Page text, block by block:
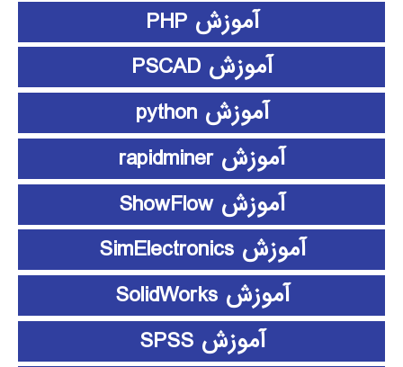
آموزش PHP
آموزش PSCAD
آموزش python
آموزش rapidminer
آموزش ShowFlow
آموزش SimElectronics
آموزش SolidWorks
آموزش SPSS